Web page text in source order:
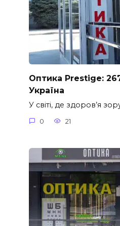
Оптика Prestige:
Україна
У світі, де здоров’я
0 21